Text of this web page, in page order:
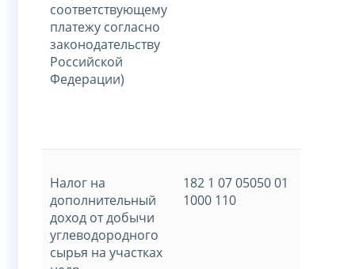
соответствующему
платежу согласно
законодательству
Российской
Федерации)
Налог на
дополнительный
доход от добычи
углеводородного
сырья на участках
182 1 07 05050 01
1000 110